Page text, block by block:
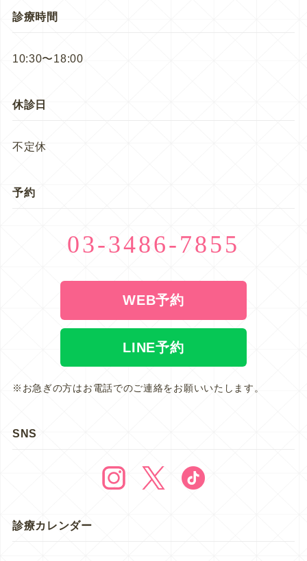
診療時間
10:30〜18:00
休診日
不定休
予約
03-3486-7855
WEB予約
LINE予約
※お急ぎの方はお電話でのご連絡をお願いいたします。
SNS
診療カレンダー